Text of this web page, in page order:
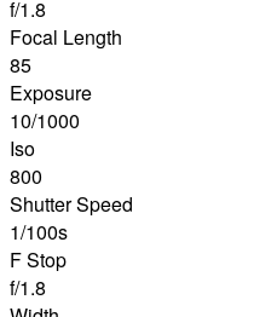
f/1.8
Focal Length
85
Exposure
10/1000
Iso
800
Shutter Speed
1/100s
F Stop
f/1.8